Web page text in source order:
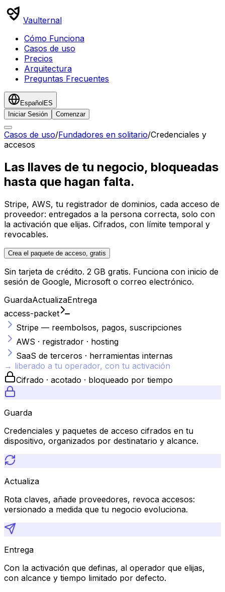
Vaulternal
Cómo Funciona
Casos de uso
Precios
Arquitectura
Preguntas Frecuentes
Español ES
Iniciar Sesión
Comenzar
Casos de uso/Fundadores en solitario/Credenciales y
accesos
Las llaves de tu negocio, bloqueadas
hasta que hagan falta.
Stripe, AWS, tu registrador de dominios, cada acceso de
proveedor: entregados a la persona correcta, solo con
la activación que elijas. Cifrados, con límite temporal y
revocables.
Crea el paquete de acceso, gratis
Sin tarjeta de crédito. 2 GB gratis. Funciona con inicio de
sesión de Google, Microsoft o correo electrónico.
GuardaActualizaEntrega
access-packet
Stripe — reembolsos, pagos, suscripciones
AWS · registrador · hosting
SaaS de terceros · herramientas internas
→ liberado a tu operador, con tu activación
Cifrado · acotado · bloqueado por tiempo
Guarda
Credenciales y paquetes de acceso cifrados en tu
dispositivo, organizados por destinatario y alcance.
Actualiza
Rota claves, añade proveedores, revoca accesos:
versionado a medida que tu negocio evoluciona.
Entrega
Con la activación que definas, al operador que elijas,
con alcance y tiempo limitado por defecto.